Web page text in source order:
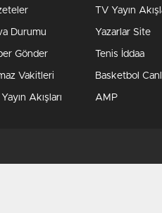
Durumu
Gönder
Vakitleri
Yayın Akışları
TV Yayın
Yazarlar Site
Tenis İddaa
Basketbol
AMP